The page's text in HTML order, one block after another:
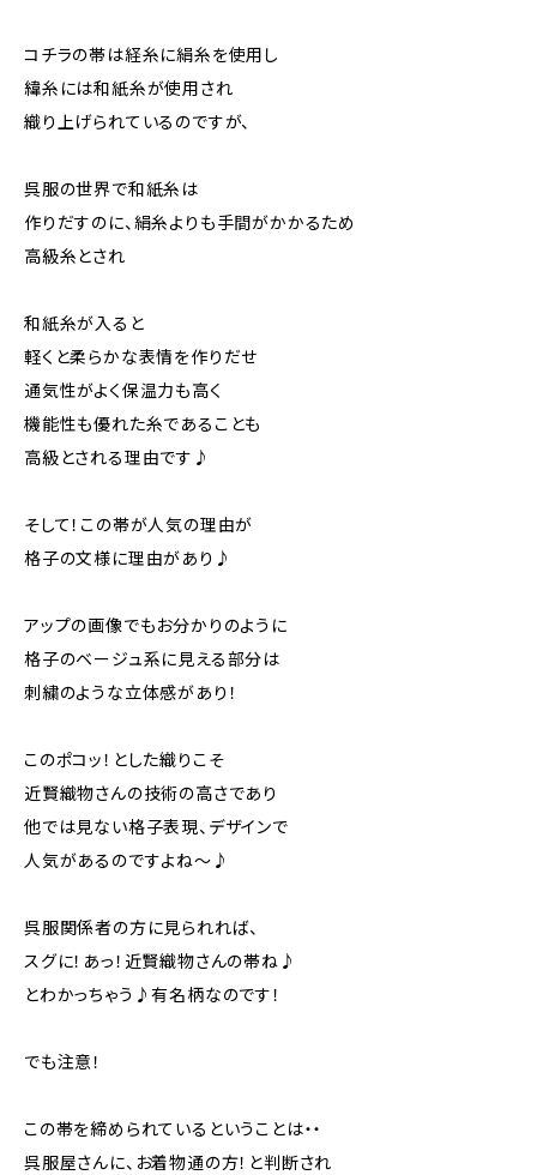
コチラの帯は経糸に絹糸を使用し
緯糸には和紙糸が使用され
織り上げられているのですが、
呉服の世界で和紙糸は
作りだすのに、絹糸よりも手間がかかるため
高級糸とされ
和紙糸が入ると
軽くと柔らかな表情を作りだせ
通気性がよく保温力も高く
機能性も優れた糸であることも
高級とされる理由です♪
そして！この帯が人気の理由が
格子の文様に理由があり♪
アップの画像でもお分かりのように
格子のベージュ系に見える部分は
刺繍のような立体感があり！
このポコッ！とした織りこそ
近賢織物さんの技術の高さであり
他では見ない格子表現、デザインで
人気があるのですよね～♪
呉服関係者の方に見られれば、
スグに！あっ！近賢織物さんの帯ね♪
とわかっちゃう♪有名柄なのです！
でも注意！
この帯を締められているということは・・
呉服屋さんに、お着物通の方！と判断され